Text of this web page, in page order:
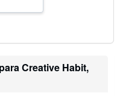
n
o
Creative Habit,